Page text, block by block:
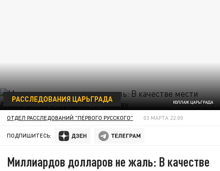
КОЛЛАЖ ЦАРЬГРАДА
РАССЛЕДОВАНИЯ ЦАРЬГРАДА
ОТДЕЛ РАССЛЕДОВАНИЙ "ПЕРВОГО РУССКОГО" 03 МАРТА 22:00
ПОДПИШИТЕСЬ:
Миллиардов долларов не жаль: В качестве